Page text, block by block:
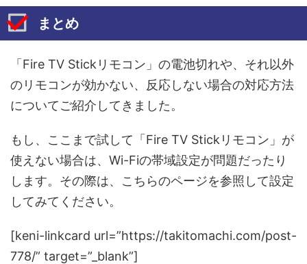
まとめ
「Fire TV Stickリモコン」の電池切れや、それ以外
のリモコンが効かない、反応しない場合の対応方法
についてご紹介してきました。
もし、ここまで試して「Fire TV Stickリモコン」が
使えない場合は、Wi-Fiの帯域設定が問題だったり
します。その際は、こちらのページを参照して設定
してみてください。
[keni-linkcard url=”https://takitomachi.com/post-
778/” target=”_blank”]